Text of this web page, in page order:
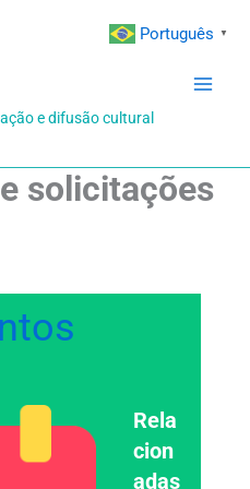
e difusão cultural
solicitações
Rela
cion
adas
Português ▼